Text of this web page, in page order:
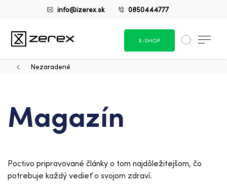
info@izerex.sk 0850444777
E-SHOP
Nezaradené
Magazín
Poctivo pripravované články o tom najdôležitejšom, čo
potrebuje každý vedieť o svojom zdraví.